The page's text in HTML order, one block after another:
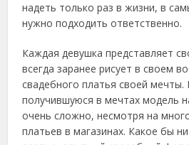
надеть только раз в жизни, в
нужно подходить ответственно.
Каждая девушка представляет
всегда заранее рисует в своем
свадебного платья своей мечты.
получившуюся в мечтах модель
очень сложно, несмотря на
платьев в магазинах. Какое бы